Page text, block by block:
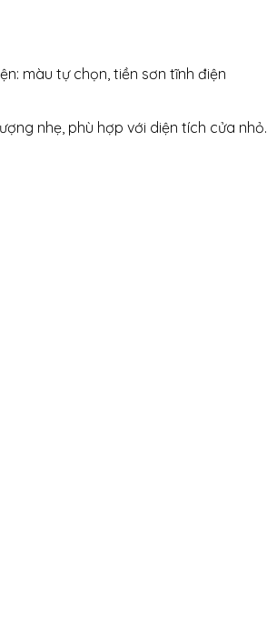
màu tự chọn, tiền sơn tĩnh điện
nhẹ, phù hợp với diện tích cửa nhỏ.